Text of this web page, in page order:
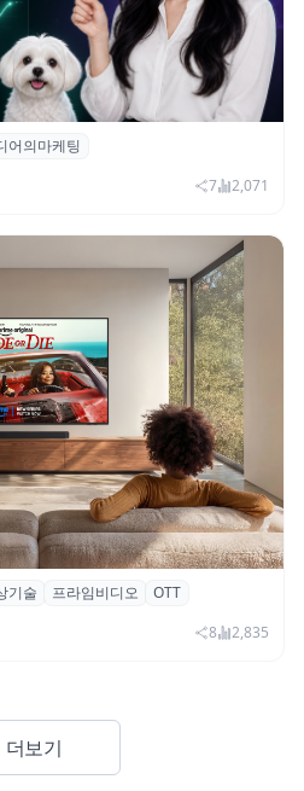
유튜브·인스타 등 6개
어의마케팅
7 2,071
임 비디오에 ‘HDR10+
기술 프라임비디오
OTT
8 2,835
더보기